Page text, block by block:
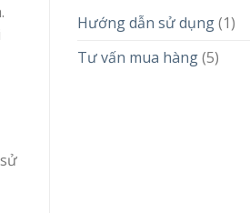
Hướng dẫn sử dụng(1)
Tư vấn mua hàng(5)